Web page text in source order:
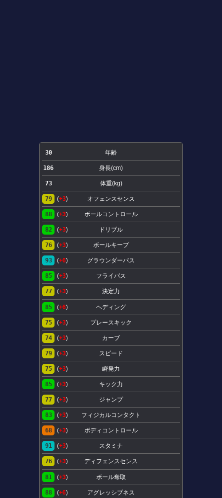
30 年齢
186 身長(cm)
73 体重(kg)
79 (+3) オフェンスセンス
88 (+3) ボールコントロール
82 (+3) ドリブル
76 (+3) ボールキープ
93 (+6) グラウンダーパス
85 (+3) フライパス
77 (+3) 決定力
85 (+6) ヘディング
75 (+3) プレースキック
74 (+3) カーブ
79 (+3) スピード
75 (+3) 瞬発力
85 (+3) キック力
77 (+3) ジャンプ
83 (+3) フィジカルコンタクト
68 (+3) ボディコントロール
91 (+3) スタミナ
76 (+3) ディフェンスセンス
81 (+3) ボール奪取
88 (+6) アグレッシブネス